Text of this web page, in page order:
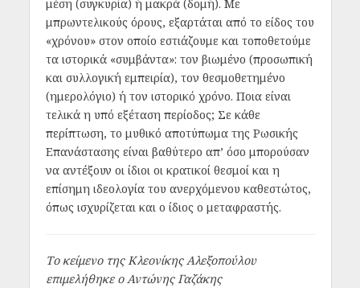
μέση (συγκυρία) ή μακρά (δομή). Με
μπρωντελικούς όρους, εξαρτάται από το είδος του
«χρόνου» στον οποίο εστιάζουμε και τοποθετούμε
τα ιστορικά «συμβάντα»: τον βιωμένο (προσωπική
και συλλογική εμπειρία), τον θεσμοθετημένο
(ημερολόγιο) ή τον ιστορικό χρόνο. Ποια είναι
τελικά η υπό εξέταση περίοδος; Σε κάθε
περίπτωση, το μυθικό αποτύπωμα της Ρωσικής
Επανάστασης είναι βαθύτερο απ’ όσο μπορούσαν
να αντέξουν οι ίδιοι οι κρατικοί θεσμοί και η
επίσημη ιδεολογία του ανερχόμενου καθεστώτος,
όπως ισχυρίζεται και ο ίδιος ο μεταφραστής.
Το κείμενο της Κλεονίκης Αλεξοπούλου
επιμελήθηκε ο Αντώνης Γαζάκης